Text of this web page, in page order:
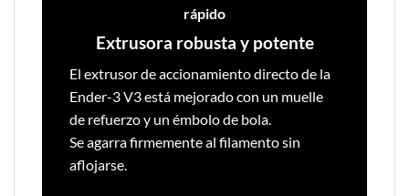
rápido
Extrusora robusta y potente
El extrusor de accionamiento directo de la
Ender-3 V3 está mejorado con un muelle
de refuerzo y un émbolo de bola.
Se agarra firmemente al filamento sin
aflojarse.